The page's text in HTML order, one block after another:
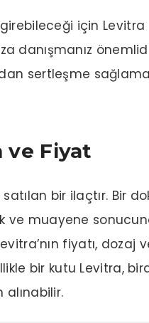
için
danışmanız
sertleşme
ve Fiyat
bir ilaçtır. Bir
ve muayene
fiyatı, dozaj
bir kutu Levitra,
alınabilir.